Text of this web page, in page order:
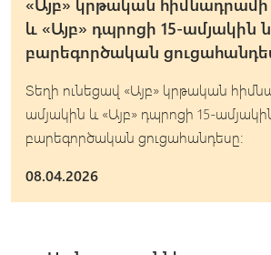
և «Այբ» դպրոցի 15-ամյակին
բարեգործական
Տեղի ունեցավ «Այբ» կրթական
ամյակին և «Այբ» դպրոցի 15-
բարեգործական ցուցահանդեսը։
08.04.2026